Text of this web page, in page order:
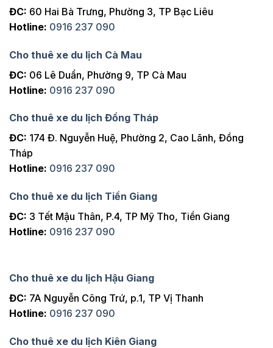
ĐC: 60 Hai Bà Trưng, Phường 3, TP Bạc Liêu
Hotline: 0916 237 090
Cho thuê xe du lịch Cà Mau
ĐC: 06 Lê Duẩn, Phường 9, TP Cà Mau
Hotline: 0916 237 090
Cho thuê xe du lịch Đồng Tháp
ĐC: 174 Đ. Nguyễn Huệ, Phường 2, Cao Lãnh, Đồng
Tháp
Hotline: 0916 237 090
Cho thuê xe du lịch Tiền Giang
ĐC: 3 Tết Mậu Thân, P.4, TP Mỹ Tho, Tiền Giang
Hotline: 0916 237 090
Cho thuê xe du lịch Hậu Giang
ĐC: 7A Nguyễn Công Trứ, p.1, TP Vị Thanh
Hotline: 0916 237 090
Cho thuê xe du lịch Kiên Giang